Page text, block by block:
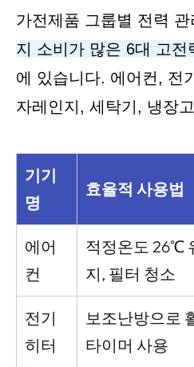
가전제품 그룹별 전력
지 소비가 많은 6대 고전
에 있습니다. 에어컨, 전
자레인지, 세탁기, 냉장
기기
명
효율적 사용법
에어
컨
적정온도 26℃
지, 필터 청소
전기
히터
보조난방으로
타이머 사용